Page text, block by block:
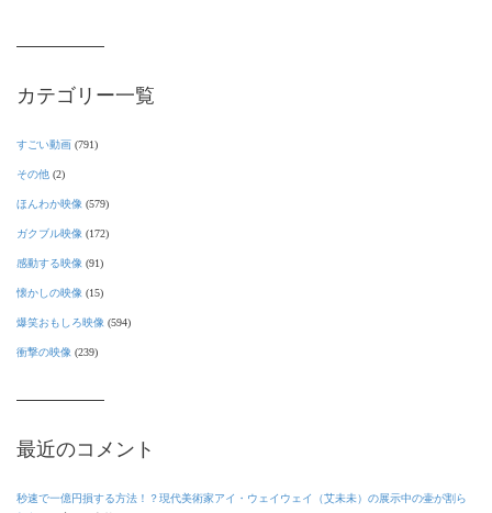
カテゴリー一覧
すごい動画 (791)
その他 (2)
ほんわか映像 (579)
ガクブル映像 (172)
感動する映像 (91)
懐かしの映像 (15)
爆笑おもしろ映像 (594)
衝撃の映像 (239)
最近のコメント
秒速で一億円損する方法！？現代美術家アイ・ウェイウェイ（艾未未）の展示中の壷が割ら